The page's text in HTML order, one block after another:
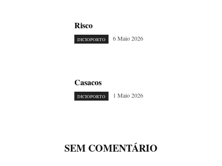
Risco
DICIOPORTO 6 Maio 2026
Casacos
DICIOPORTO 1 Maio 2026
SEM COMENTÁRIO